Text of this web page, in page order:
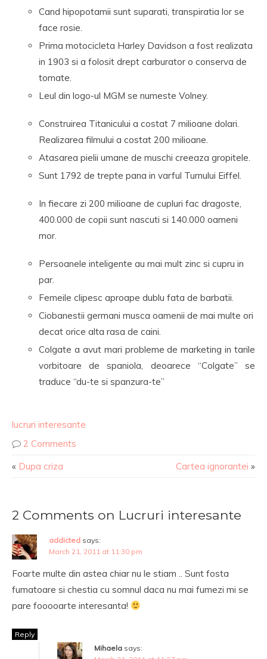
Cand hipopotamii sunt suparati, transpiratia lor se
face rosie.
Prima motocicleta Harley Davidson a fost realizata
in 1903 si a folosit drept carburator o conserva de
tomate.
Leul din logo-ul MGM se numeste Volney.
Construirea Titanicului a costat 7 milioane dolari.
Realizarea filmului a costat 200 milioane.
Atasarea pielii umane de muschi creeaza gropitele.
Sunt 1792 de trepte pana in varful Turnului Eiffel.
In fiecare zi 200 milioane de cupluri fac dragoste,
400.000 de copii sunt nascuti si 140.000 oameni
mor.
Persoanele inteligente au mai mult zinc si cupru in
par.
Femeile clipesc aproape dublu fata de barbatii.
Ciobanestii germani musca oamenii de mai multe ori
decat orice alta rasa de caini.
Colgate a avut mari probleme de marketing in tarile
vorbitoare de spaniola, deoarece “Colgate” se
traduce “du-te si spanzura-te”
lucruri interesante
2 Comments
« Dupa criza Cartea ignorantei »
2 Comments on Lucruri interesante
addicted says:
March 21, 2011 at 11:30 pm
Foarte multe din astea chiar nu le stiam .. Sunt fosta
fumatoare si chestia cu somnul daca nu mai fumezi mi se
pare fooooarte interesanta!
Reply
Mihaela says: